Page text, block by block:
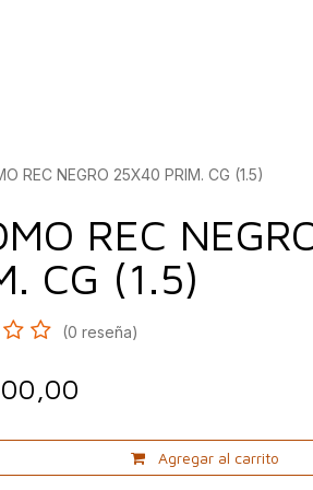
REC NEGRO 25X40 PRIM. CG (1.5)
REC
CG (1.5)
(0 reseña)
Agregar al carrito